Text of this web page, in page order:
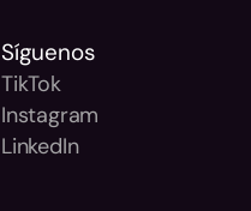
Síguenos
TikTok
Instagram
LinkedIn